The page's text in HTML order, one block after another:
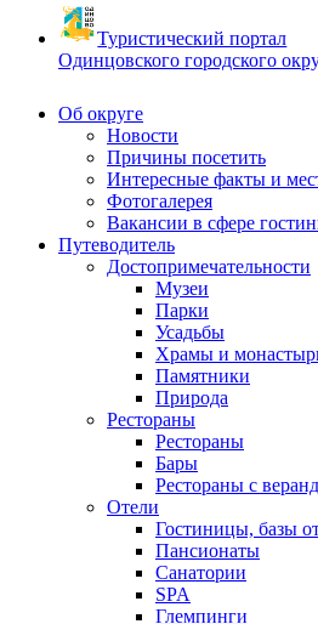
Туристический портал
Одинцовского городского
Об округе
Новости
Причины посетить
Интересные факты и
Фотогалерея
Вакансии в сфере
Путеводитель
Достопримечательности
Музеи
Парки
Усадьбы
Храмы и
Памятники
Природа
Рестораны
Рестораны
Бары
Рестораны с
Отели
Гостиницы, базы
Пансионаты
Санатории
SPA
Глемпинги